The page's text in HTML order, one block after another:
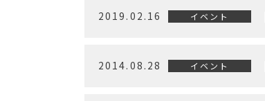
2019.02.16 イベント
2014.08.28 イベント